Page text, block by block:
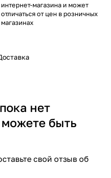
интернет-магазина и может
отличаться от цен в розничных
магазинах
нет
быть
свой отзыв об